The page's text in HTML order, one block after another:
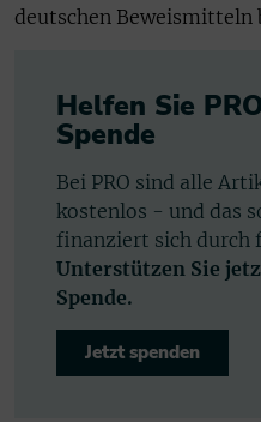
deutschen Beweismitteln
Helfen Sie
Spende
Bei PRO sind alle
kostenlos - und das
finanziert sich durch
Unterstützen Sie
Spende.
Jetzt spenden